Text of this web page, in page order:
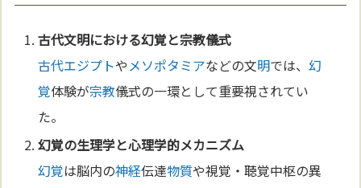
古代文明における幻覚と宗教儀式
古代エジプトやメソポタミアなどの文明では、幻
覚体験が宗教儀式の一環として重要視されてい
た。
幻覚の生理学と心理学的メカニズム
幻覚は脳内の神経伝達物質や視覚・聴覚中枢の異